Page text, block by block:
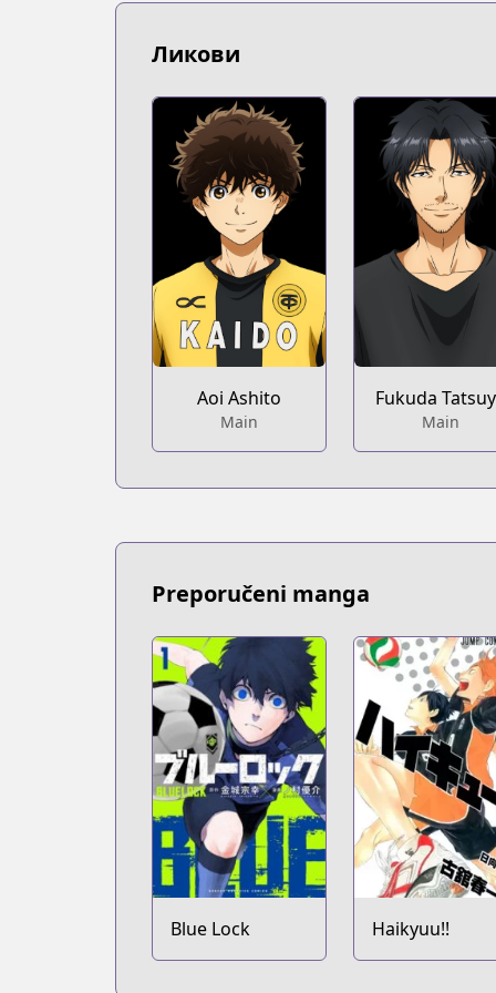
https://www.mangaupdates.com/
Book☆Walker
Official Site
Official Site
https://bigcomics.jp/episodes/
Official Site
Official Site
https://bigcomicbros.net/work/6196/
Ликови
Aoi Ashito
Main
Fukuda
Main
Preporučeni manga
Blue Lock Haikyuu!!